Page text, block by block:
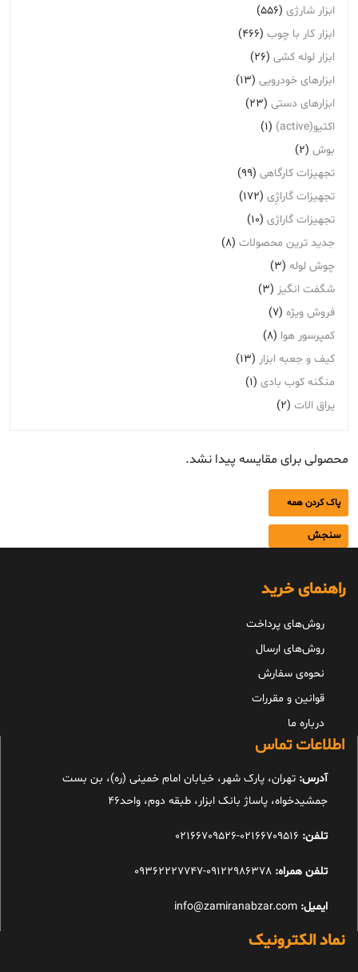
ابزار شارژی (556)
ابزار کار با چوب (466)
ابزار لوله کشی (26)
ابزارهای خودرویی (13)
ابزارهای دستی (23)
اکتیو(active)
(1)
بوش (2)
تجهیزات کارگاهی (99)
تجهیزات گاراژِی (172)
تجهیزات گاراژی (10)
جدید ترین محصولات (8)
چوش لوله (3)
شگفت انگیز (3)
فروش ویژه (7)
کمپرسور هوا (8)
کیف و جعبه ابزار (13)
منگنه کوب بادی (1)
یراق الات (2)
محصولی برای مقایسه پیدا نشد.
پاک کردن همه
سنجش
راهنمای خرید
روش‌های پرداخت
روش‌های ارسال
نحوه‌ی سفارش
قوانین و مقررات
درباره ما
اطلاعات تماس
آدرس: تهران، پارک شهر، خیابان امام خمینی (ره)، بن بست
جمشیدخواه، پاساژ بانک ابزار، طبقه دوم، واحد46
تلفن:
تلفن همراه: 09122986378-09362227747
ایمیل:
نماد الکترونیک